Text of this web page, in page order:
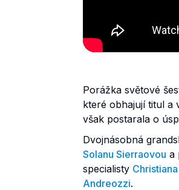
Porážka světové
které obhajují titul a
však postarala o
Dvojnásobná
Solanu Sierraovou a
specialisty
Andreozzi.